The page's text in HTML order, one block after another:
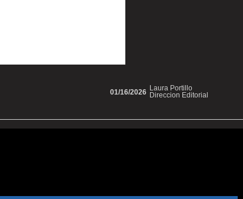
Laura Portillo
Direccion Editorial
01/16/2026